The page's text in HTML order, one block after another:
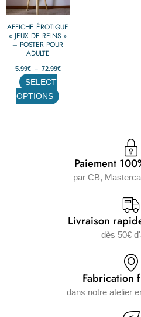
AFFICHE ÉROTIQUE
« JEUX DE REINS »
– POSTER POUR
ADULTE
5.99€ – 72.99€
SELECT
OPTIONS
variations.
Les
options
peuvent
être
choisies
sur
Paiement
par CB,
Livraison
dès 50€
Fabrication
dans notre atelier